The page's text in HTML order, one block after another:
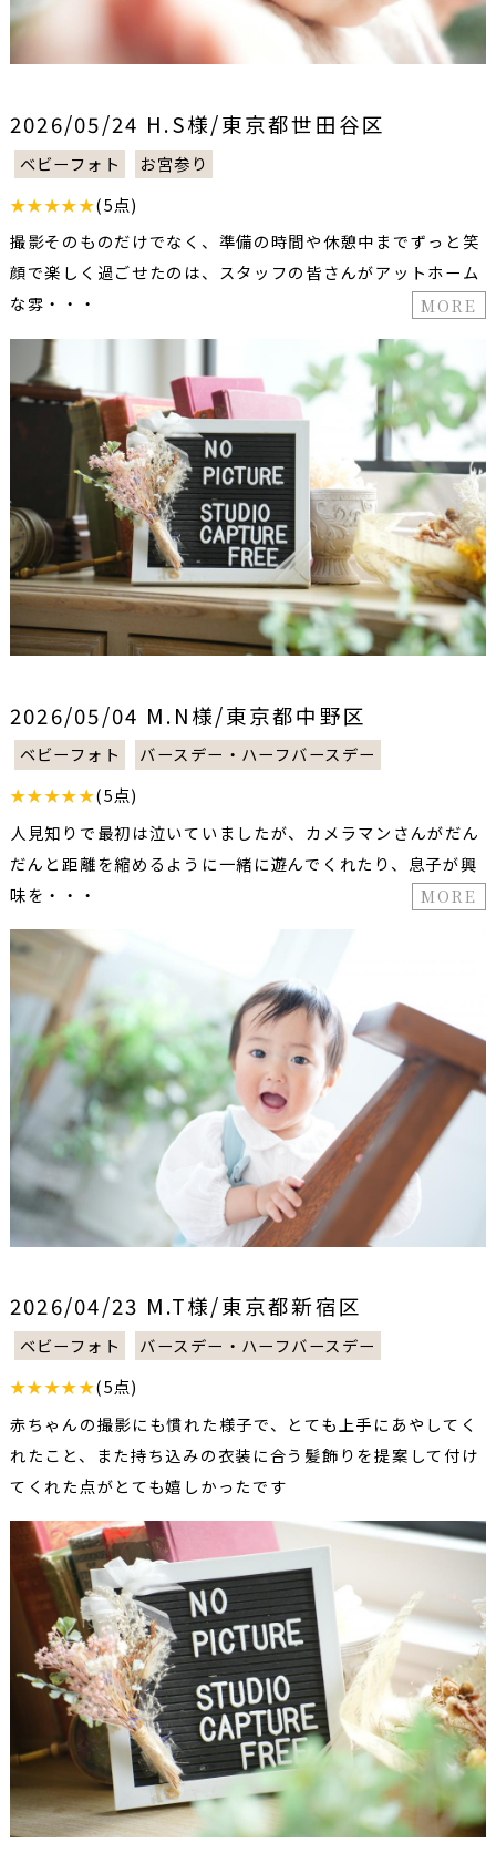
2026/05/24 H.S様/東京都世田谷区
ベビーフォト
お宮参り
★★★★★(5点)
撮影そのものだけでなく、準備の時間や休憩中までずっと笑
顔で楽しく過ごせたのは、スタッフの皆さんがアットホーム
な雰・・・
MORE
2026/05/04 M.N様/東京都中野区
ベビーフォト
バースデー・ハーフバースデー
★★★★★(5点)
人見知りで最初は泣いていましたが、カメラマンさんがだん
だんと距離を縮めるように一緒に遊んでくれたり、息子が興
味を・・・
MORE
2026/04/23 M.T様/東京都新宿区
ベビーフォト
バースデー・ハーフバースデー
★★★★★(5点)
赤ちゃんの撮影にも慣れた様子で、とても上手にあやしてく
れたこと、また持ち込みの衣装に合う髪飾りを提案して付け
てくれた点がとても嬉しかったです